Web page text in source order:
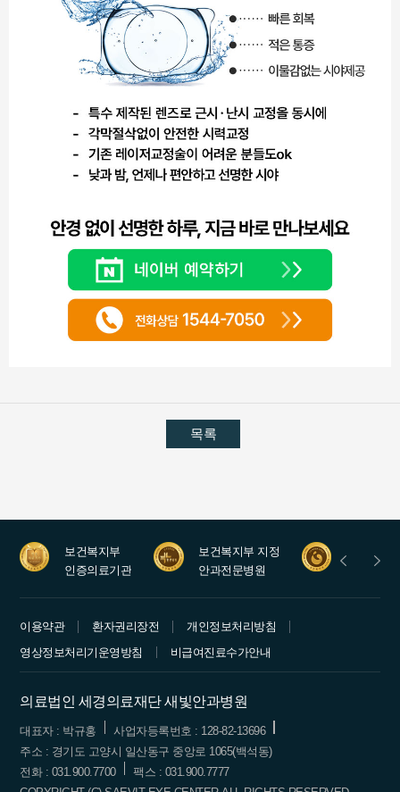
목록
보건복지부
인증의료기관
보건복지부 지정
안과전문병원
수련병원
이용약관 환자권리장전
개인정보처리방침
영상정보처리기운영방침
비급여진료수가안내
의료법인 세경의료재단 새빛안과병원
대표자 : 박규홍
사업자등록번호 : 128-82-13696
주소 : 경기도 고양시 일산동구 중앙로 1065(백석동)
전화 : 031.900.7700
팩스 : 031.900.7777